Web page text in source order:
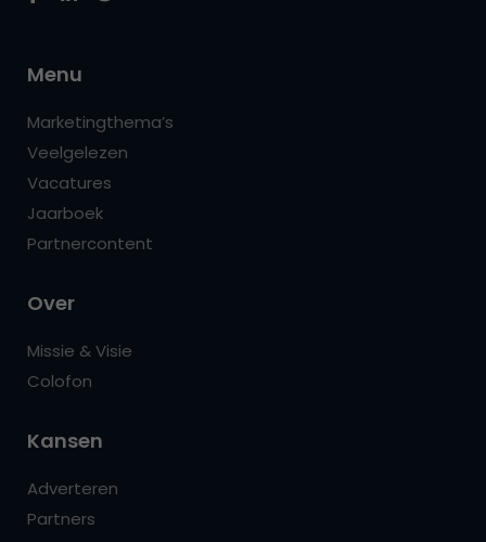
Menu
Marketingthema’s
Veelgelezen
Vacatures
Jaarboek
Partnercontent
Over
Missie & Visie
Colofon
Kansen
Adverteren
Partners